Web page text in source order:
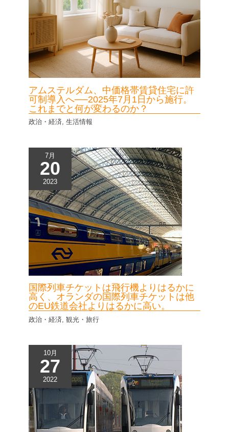
アムステルダム、中価格帯賃貸住宅に許
可制導入へ──2025年7月1日から施行。
これまでと何が変わるのか？
政治・経済,生活情報
7月
20
2023
国際列車チケットは飛行機よりはるかに
高く、オランダの国際列車チケットは他
のEU鉄道会社よりはるかに高い。
政治・経済 ,観光・旅行
10月
27
2022